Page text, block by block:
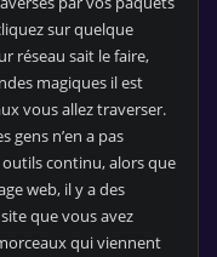
sur quelque
réseau sait le faire,
magiques il est
vous allez traverser.
gens n’en a pas
continu, alors que
web, il y a des
que vous avez
qui viennent